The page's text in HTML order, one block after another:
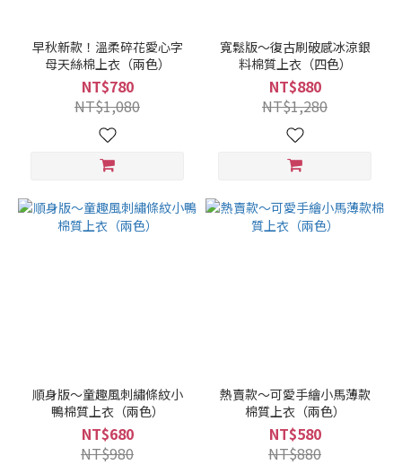
早秋新款！溫柔碎花愛心字
母天絲棉上衣（兩色）
NT$780
NT$1,080
寬鬆版～復古刷破感冰涼銀
料棉質上衣（四色）
NT$880
NT$1,280
順身版～童趣風刺繡條紋小
鴨棉質上衣（兩色）
NT$680
NT$980
熱賣款～可愛手繪小馬薄款
棉質上衣（兩色）
NT$580
NT$880